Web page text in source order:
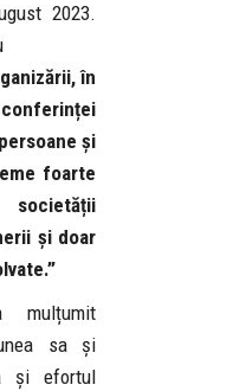
2023.
în
și
foarte
și doar
sa și
și efortul